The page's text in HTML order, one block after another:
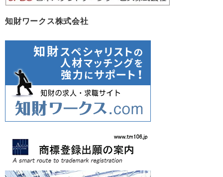
知財ワークス株式会社